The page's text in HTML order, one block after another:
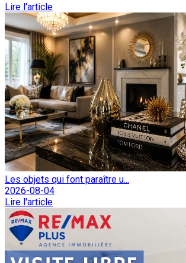
Lire l'article
Les objets qui font paraître u...
2026-08-04
Lire l'article